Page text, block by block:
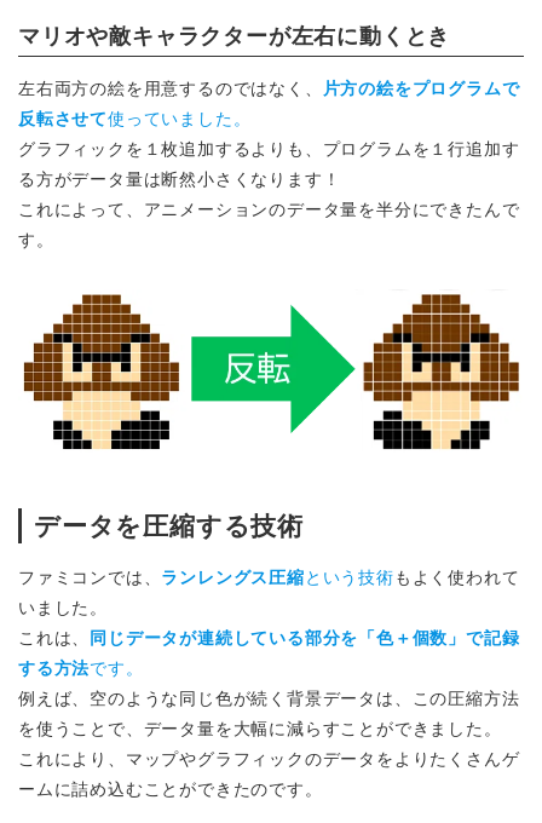
マリオや敵キャラクターが左右に動くとき
左右両方の絵を用意するのではなく、
片方の絵をプログラムで
反転させて使っていました。
グラフィックを１枚追加するよりも、プログラムを１行追加す
る方がデータ量は断然小さくなります！
これによって、アニメーションのデータ量を半分にできたんで
す。
データを圧縮する技術
ファミコンでは、 ランレングス圧縮という技術もよく使われて
いました。
これは、
同じデータが連続している部分を「色＋個数」で記録
する方法です。
例えば、空のような同じ色が続く背景データは、この圧縮方法
を使うことで、データ量を大幅に減らすことができました。
これにより、マップやグラフィックのデータをよりたくさんゲ
ームに詰め込むことができたのです。